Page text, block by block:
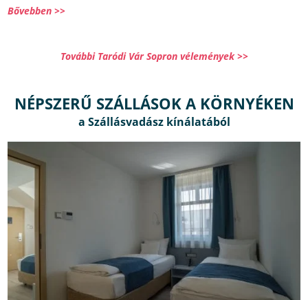
Bővebben >>
További Taródi Vár Sopron vélemények >>
NÉPSZERŰ SZÁLLÁSOK A KÖRNYÉKEN